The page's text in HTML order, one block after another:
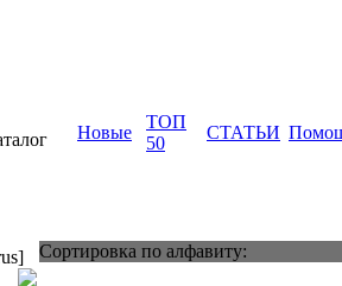
Новые
ТОП
50
СТАТЬИ
Сортировка по алфавиту: